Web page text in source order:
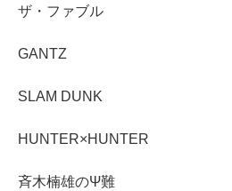
ザ・ファブル
GANTZ
SLAM DUNK
HUNTER×HUNTER
斉木楠雄のΨ難